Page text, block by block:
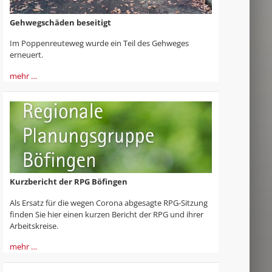
Gehwegschäden beseitigt
Im Poppenreuteweg wurde ein Teil des Gehweges
erneuert.
mehr …
Kurzbericht der RPG Böfingen
Als Ersatz für die wegen Corona abgesagte RPG-Sitzung
finden Sie hier einen kurzen Bericht der RPG und ihrer
Arbeitskreise.
mehr …